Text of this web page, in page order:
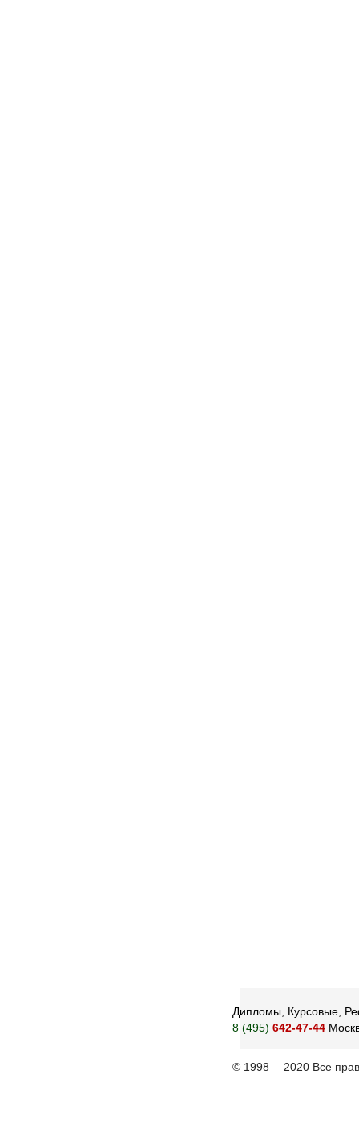
Дипломы, Курсовые,
8 (495) 642-47-44
© 1998— 2020 Все